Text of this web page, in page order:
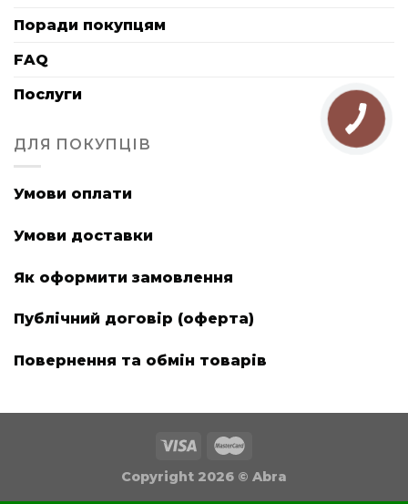
Поради покупцям
FAQ
Послуги
ДЛЯ ПОКУПЦІВ
Умови оплати
Умови доставки
Як оформити замовлення
Публічний договір (оферта)
Повернення та обмін товарів
Copyright 2026 © Abra